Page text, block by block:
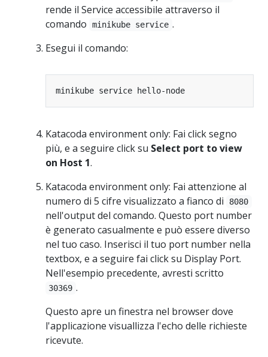
rende il Service accessibile attraverso il
comando
minikube service .
Esegui il comando:
Katacoda environment only: Fai click segno
più, e a seguire click su Select port to view
on Host 1.
Katacoda environment only: Fai attenzione al
numero di 5 cifre visualizzato a fianco di
8080
nell'output del comando. Questo port number
è generato casualmente e può essere diverso
nel tuo caso. Inserisci il tuo port number nella
textbox, e a seguire fai click su Display Port.
Nell'esempio precedente, avresti scritto
30369 .
Questo apre un finestra nel browser dove
l'applicazione visuallizza l'echo delle richieste
ricevute.